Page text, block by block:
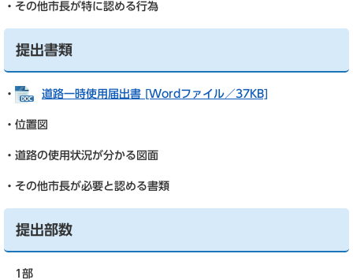
・その他市長が特に認める行為
提出書類
・ 道路一時使用届出書 [Wordファイル／37KB]
・位置図
・道路の使用状況が分かる図面
・その他市長が必要と認める書類
提出部数
1部